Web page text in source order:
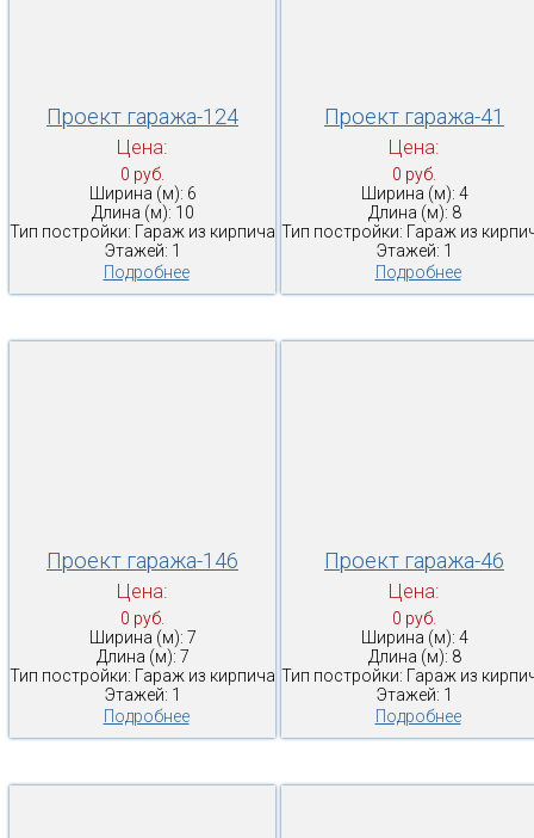
Проект гаража-124
Цена:
0 руб.
Ширина (м): 6
Длина (м): 10
Тип постройки: Гараж из кирпича
Этажей: 1
Подробнее
Проект гаража-41
Цена:
0 руб.
Ширина (м): 4
Длина (м): 8
Тип постройки: Гараж из
Этажей: 1
Подробнее
Проект гаража-146
Цена:
0 руб.
Ширина (м): 7
Длина (м): 7
Тип постройки: Гараж из кирпича
Этажей: 1
Подробнее
Проект гаража-46
Цена:
0 руб.
Ширина (м): 4
Длина (м): 8
Тип постройки: Гараж из
Этажей: 1
Подробнее